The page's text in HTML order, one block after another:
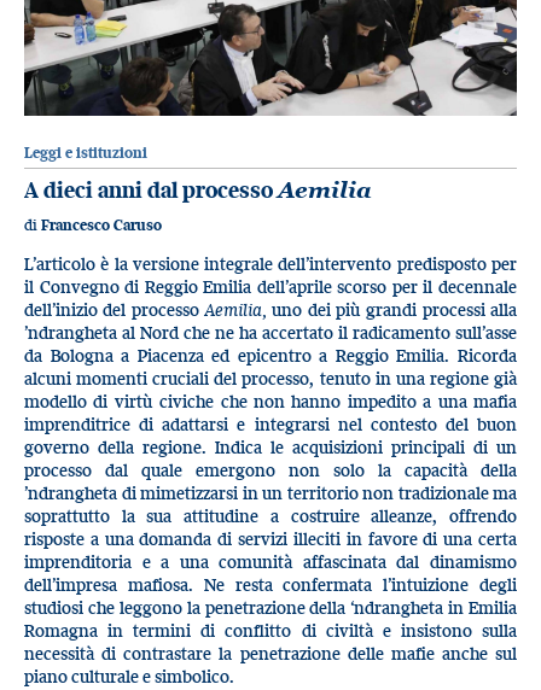
Leggi e istituzioni
A dieci anni dal processoAemilia
di Francesco Caruso
L’articolo è la versione integrale dell’intervento predisposto per
il Convegno di Reggio Emilia dell’aprile scorso per il decennale
dell’inizio del processo Aemilia, uno dei più grandi processi alla
’ndrangheta al Nord che ne ha accertato il radicamento sull’asse
da Bologna a Piacenza ed epicentro a Reggio Emilia. Ricorda
alcuni momenti cruciali del processo, tenuto in una regione già
modello di virtù civiche che non hanno impedito a una mafia
imprenditrice di adattarsi e integrarsi nel contesto del buon
governo della regione. Indica le acquisizioni principali di un
processo dal quale emergono non solo la capacità della
’ndrangheta di mimetizzarsi in un territorio non tradizionale ma
soprattutto la sua attitudine a costruire alleanze, offrendo
risposte a una domanda di servizi illeciti in favore di una certa
imprenditoria e a una comunità affascinata dal dinamismo
dell’impresa mafiosa. Ne resta confermata l’intuizione degli
studiosi che leggono la penetrazione della ‘ndrangheta in Emilia
Romagna in termini di conflitto di civiltà e insistono sulla
necessità di contrastare la penetrazione delle mafie anche sul
piano culturale e simbolico.